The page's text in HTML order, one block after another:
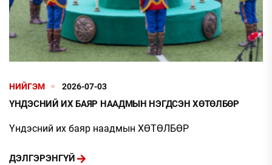
НИЙГЭМ 2026-07-03
ҮНДЭСНИЙ ИХ БАЯР НААДМЫН НЭГДСЭН ХӨТӨЛБӨР
Үндэсний их баяр наадмын ХӨТӨЛБӨР
ДЭЛГЭРЭНГҮЙ